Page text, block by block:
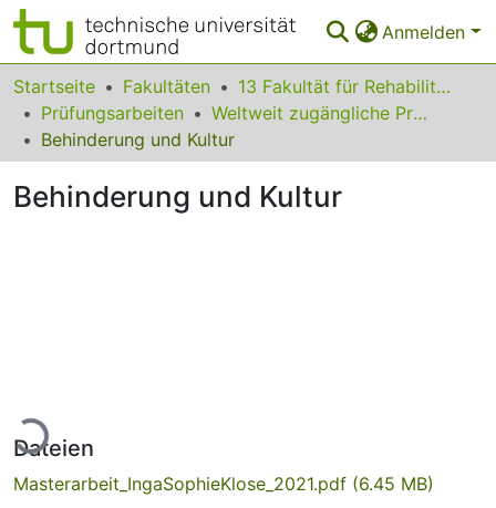
Anmelden
Bereiche & Sammlungen
Das gesamte Repositorium
Startseite Fakultäten
13 Fakultät für Rehabilitationswissenschaften
Prüfungsarbeiten
Weltweit zugängliche Prüfungsarbeiten
Behinderung und Kultur
Behinderung und Kultur
Dateien
Masterarbeit_IngaSophieKlose_2021.pdf (6.45 MB)